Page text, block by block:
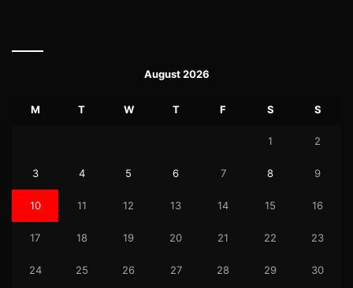
August 2026
M T W T F S S
1 2
3 4 5 6 7 8 9
10 11 12 13 14 15 16
17 18 19 20 21 22 23
24 25 26 27 28 29 30